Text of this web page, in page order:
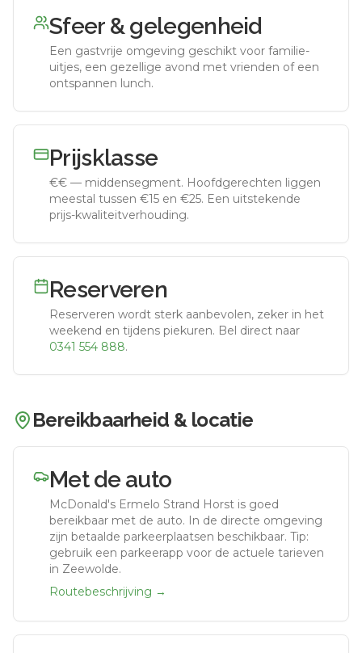
Sfeer & gelegenheid
Een gastvrije omgeving geschikt voor familie-
uitjes, een gezellige avond met vrienden of een
ontspannen lunch.
Prijsklasse
€€ — middensegment. Hoofdgerechten liggen
meestal tussen €15 en €25. Een uitstekende
prijs-kwaliteitverhouding.
Reserveren
Reserveren wordt sterk aanbevolen, zeker in het
weekend en tijdens piekuren. Bel direct naar
0341 554 888.
Bereikbaarheid & locatie
Met de auto
McDonald's Ermelo Strand Horst is goed
bereikbaar met de auto. In de directe omgeving
zijn betaalde parkeerplaatsen beschikbaar. Tip:
gebruik een parkeerapp voor de actuele tarieven
in Zeewolde.
Routebeschrijving →